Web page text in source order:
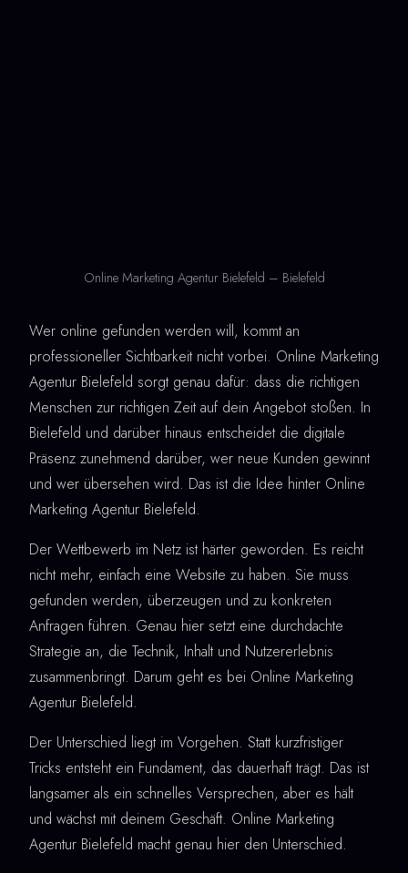
Online Marketing Agentur Bielefeld – Bielefeld
Wer online gefunden werden will, kommt an
professioneller Sichtbarkeit nicht vorbei. Online Marketing
Agentur Bielefeld sorgt genau dafür: dass die richtigen
Menschen zur richtigen Zeit auf dein Angebot stoßen. In
Bielefeld und darüber hinaus entscheidet die digitale
Präsenz zunehmend darüber, wer neue Kunden gewinnt
und wer übersehen wird. Das ist die Idee hinter Online
Marketing Agentur Bielefeld.
Der Wettbewerb im Netz ist härter geworden. Es reicht
nicht mehr, einfach eine Website zu haben. Sie muss
gefunden werden, überzeugen und zu konkreten
Anfragen führen. Genau hier setzt eine durchdachte
Strategie an, die Technik, Inhalt und Nutzererlebnis
zusammenbringt. Darum geht es bei Online Marketing
Agentur Bielefeld.
Der Unterschied liegt im Vorgehen. Statt kurzfristiger
Tricks entsteht ein Fundament, das dauerhaft trägt. Das ist
langsamer als ein schnelles Versprechen, aber es hält
und wächst mit deinem Geschäft. Online Marketing
Agentur Bielefeld macht genau hier den Unterschied.